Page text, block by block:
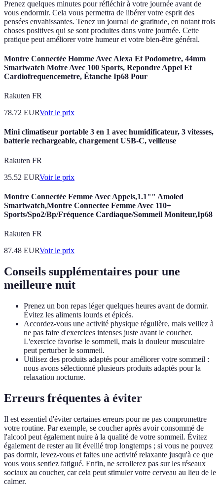
Prenez quelques minutes pour réfléchir à votre journée avant de
vous endormir. Cela vous permettra de libérer votre esprit des
pensées envahissantes. Tenez un journal de gratitude, en notant trois
choses positives qui se sont produites dans votre journée. Cette
pratique peut améliorer votre humeur et votre bien-être général.
Montre Connectée Homme Avec Alexa Et Podometre, 44mm
Smartwatch Motre Avec 100 Sports, Repondre Appel Et
Cardiofrequencemetre, Étanche Ip68 Pour
Rakuten FR
78.72 EURVoir le prix
Mini climatiseur portable 3 en 1 avec humidificateur, 3 vitesses,
batterie rechargeable, chargement USB-C, veilleuse
Rakuten FR
35.52 EURVoir le prix
Montre Connectée Femme Avec Appels,1.1"" Amoled
Smartwatch,Montre Connectee Femme Avec 110+
Sports/Spo2/Bp/Fréquence Cardiaque/Sommeil Moniteur,Ip68
Rakuten FR
87.48 EURVoir le prix
Conseils supplémentaires pour une
meilleure nuit
Prenez un bon repas léger quelques heures avant de dormir.
Évitez les aliments lourds et épicés.
Accordez-vous une activité physique régulière, mais veillez à
ne pas faire d'exercices intenses juste avant le coucher.
L'exercice favorise le sommeil, mais la douleur musculaire
peut perturber le sommeil.
Utilisez des produits adaptés pour améliorer votre sommeil :
nous avons sélectionné plusieurs produits adaptés pour la
relaxation nocturne.
Erreurs fréquentes à éviter
Il est essentiel d'éviter certaines erreurs pour ne pas compromettre
votre routine. Par exemple, se coucher après avoir consommé de
l'alcool peut également nuire à la qualité de votre sommeil. Évitez
également de rester au lit éveillé trop longtemps ; si vous ne pouvez
pas dormir, levez-vous et faites une activité relaxante jusqu'à ce que
vous vous sentiez fatigué. Enfin, ne scrollerez pas sur les réseaux
sociaux au coucher, car cela peut stimuler votre cerveau au lieu de le
calmer.